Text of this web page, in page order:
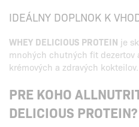
IDEÁLNY DOPLNOK K
WHEY DELICIOUS PROTEIN je
mnohých chutných fit dezertov
krémových a zdravých kokteilov.
PRE KOHO
DELICIOUS PROTEIN?